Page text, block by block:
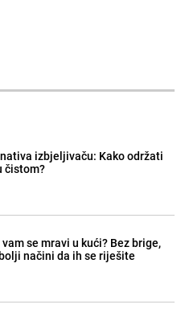
izbjeljivaču: Kako održati
čistom?
se mravi u kući? Bez brige,
načini da ih se riješite